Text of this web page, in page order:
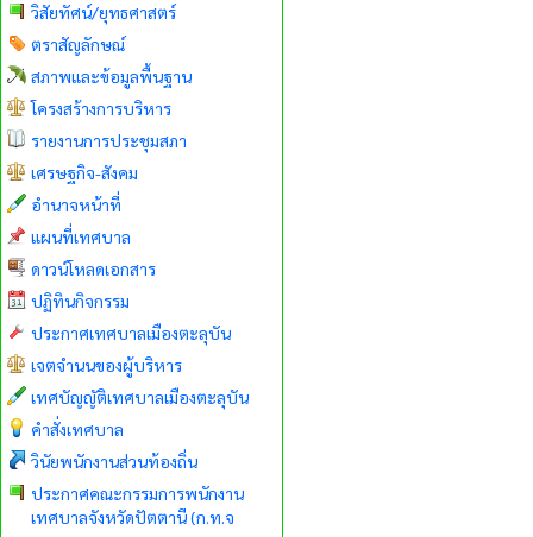
วิสัยทัศน์/ยุทธศาสตร์
ตราสัญลักษณ์
สภาพและข้อมูลพื้นฐาน
โครงสร้างการบริหาร
รายงานการประชุมสภา
เศรษฐกิจ-สังคม
อำนาจหน้าที่
แผนที่เทศบาล
ดาวน์โหลดเอกสาร
ปฏิทินกิจกรรม
ประกาศเทศบาลเมืองตะลุบัน
เจตจำนนของผู้บริหาร
เทศบัญญัติเทศบาลเมืองตะลุบัน
คำสั่งเทศบาล
วินัยพนักงานส่วนท้องถิ่น
ประกาศคณะกรรมการพนักงาน
เทศบาลจังหวัดปัตตานี (ก.ท.จ